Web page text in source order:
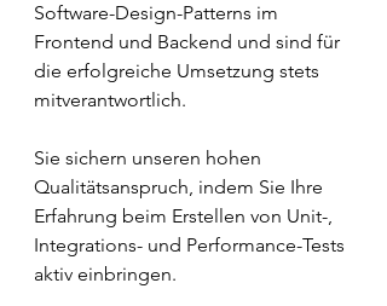
Software-Design-Patterns im
Frontend und Backend und sind für
die erfolgreiche Umsetzung stets
mitverantwortlich.
Sie sichern unseren hohen
Qualitätsanspruch, indem Sie Ihre
Erfahrung beim Erstellen von Unit-,
Integrations- und Performance-Tests
aktiv einbringen.